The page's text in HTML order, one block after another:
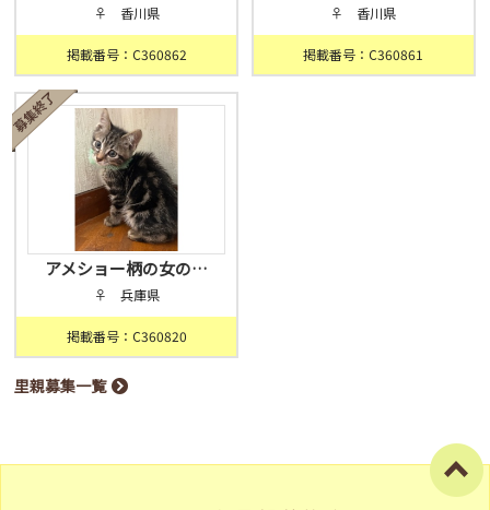
♀ 香川県
掲載番号：C360862
♀ 香川県
掲載番号：C360861
アメショー柄の女の…
♀ 兵庫県
掲載番号：C360820
里親募集一覧